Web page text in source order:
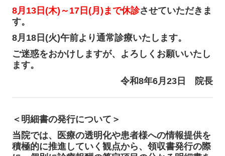
8月13日(木)～17日(月)まで休診させていただきま
す。
8月18日(火)午前より通常診療いたします。
ご迷惑をおかけしますが、よろしくお願いいたし
ます。
令和8年6月23日 院長
＜明細書の発行について＞
当院では、医療の透明化や患者様への情報提供を
積極的に推進していく観点から、領収書発行の際